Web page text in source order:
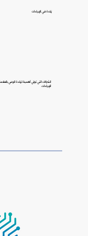
الإيرادات.
زيادة في الإيرادات